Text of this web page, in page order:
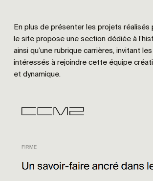
En plus de présenter les projets réalisés
le site propose une section dédiée à
ainsi qu’une rubrique carrières, invitant
intéressés à rejoindre cette équipe
et dynamique.